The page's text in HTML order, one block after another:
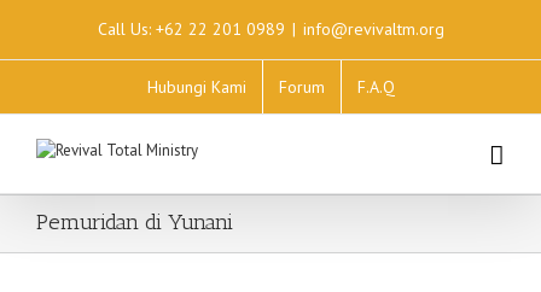
Call Us: +62 22 201 0989 | info@revivaltm.org
Hubungi Kami Forum F.A.Q
Pemuridan di Yunani